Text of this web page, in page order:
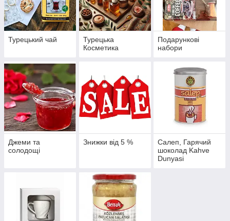
Турецький чай
Турецька
Косметика
Подарункові
набори
Джеми та
солодощі
Знижки від 5 %
Салеп, Гарячий
шоколад Kahve
Dunyasi